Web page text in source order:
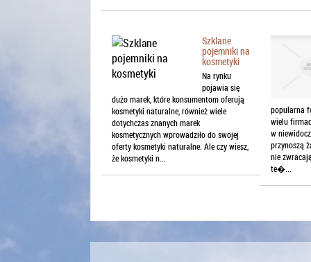
Szklane
pojemniki na
kosmetyki
Na rynku
pojawia się
dużo marek, które konsumentom oferują
kosmetyki naturalne, również wiele
dotychczas znanych marek
kosmetycznych wprowadziło do swojej
oferty kosmetyki naturalne. Ale czy wiesz,
że kosmetyki n...
popularna
wielu
w
przynoszą
nie
te�...